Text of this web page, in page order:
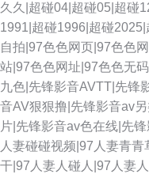
久久|超碰04|超碰05|超碰
1991|超碰1996|超碰2025|
自拍|97色色网页|97色色
站|97色色网址|97色色无
九色|先锋影音AVTT|先锋
音AV狠狠撸|先锋影音av
片|先锋影音av色在线|先
人妻碰碰视频|97人妻青
干|97人妻人碰人|97人妻